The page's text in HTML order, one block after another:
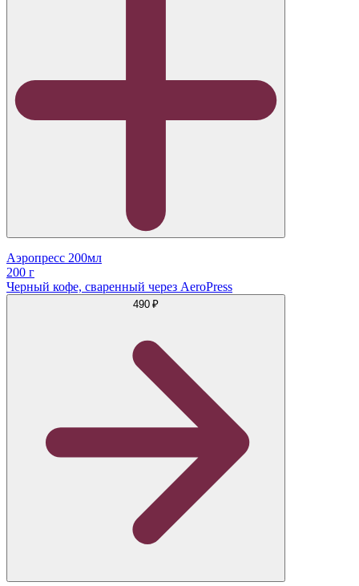
Аэропресс 200мл
200 г
Черный кофе, сваренный через AeroPress
490 ₽